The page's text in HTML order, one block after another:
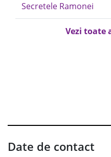
Secretele Ramonei
Vezi toate
Date de contact